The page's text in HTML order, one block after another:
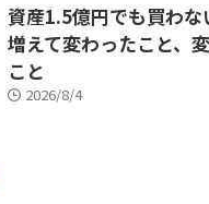
資産1.5億円でも買わ
増えて変わったこと、
こと
2026/8/4